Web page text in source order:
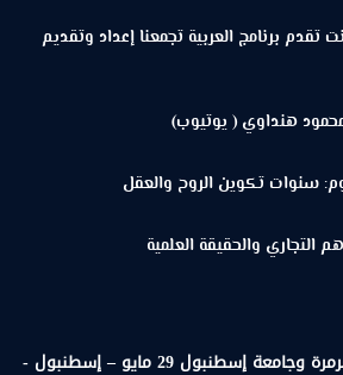
تقدم برنامج العربية تجمعنا إعداد وتقديم
هنداوي ( يوتيوب)
سنوات تكوين الروح والعقل
التجاري والحقيقة العلمية
زيارة علمية إلى جامعة مرمرة وجامعة إسطنبول 29 مايو – إسطنبول -